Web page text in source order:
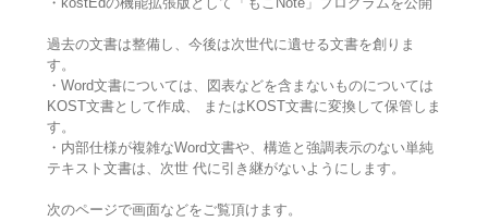
過去の文書は整備し、今後は次世代に遺せる文書を創りま
す。
・Word文書については、図表などを含まないものについては
KOST文書として作成、 またはKOST文書に変換して保管しま
す。
・内部仕様が複雑なWord文書や、構造と強調表示のない単純
テキスト文書は、次世 代に引き継がないようにします。
次のページで画面などをご覧頂けます。